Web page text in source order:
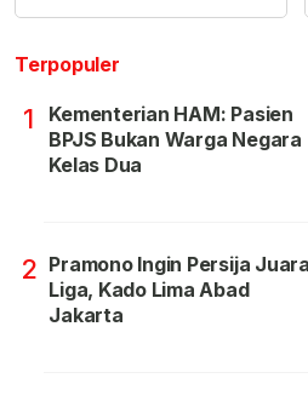
Terpopuler
1
Kementerian HAM: Pasien
BPJS Bukan Warga Negara
Kelas Dua
2 Pramono Ingin Persija Juara
Liga, Kado Lima Abad
Jakarta